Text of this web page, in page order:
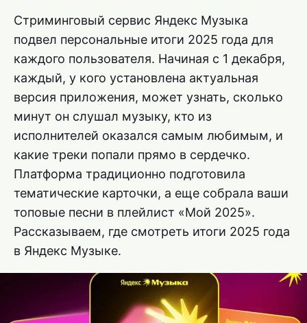
Стриминговый сервис Яндекс Музыка
подвел персональные итоги 2025 года для
каждого пользователя. Начиная с 1 декабря,
каждый, у кого установлена актуальная
версия приложения, может узнать, сколько
минут он слушал музыку, кто из
исполнителей оказался самым любимым, и
какие треки попали прямо в сердечко.
Платформа традиционно подготовила
тематические карточки, а еще собрала ваши
топовые песни в плейлист «Мой 2025».
Рассказываем, где смотреть итоги 2025 года
в Яндекс Музыке.